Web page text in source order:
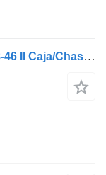
200 867 011 Tür für Volkswagen LT 28-46 II Caja/Chasis (2DX0FE) LKW